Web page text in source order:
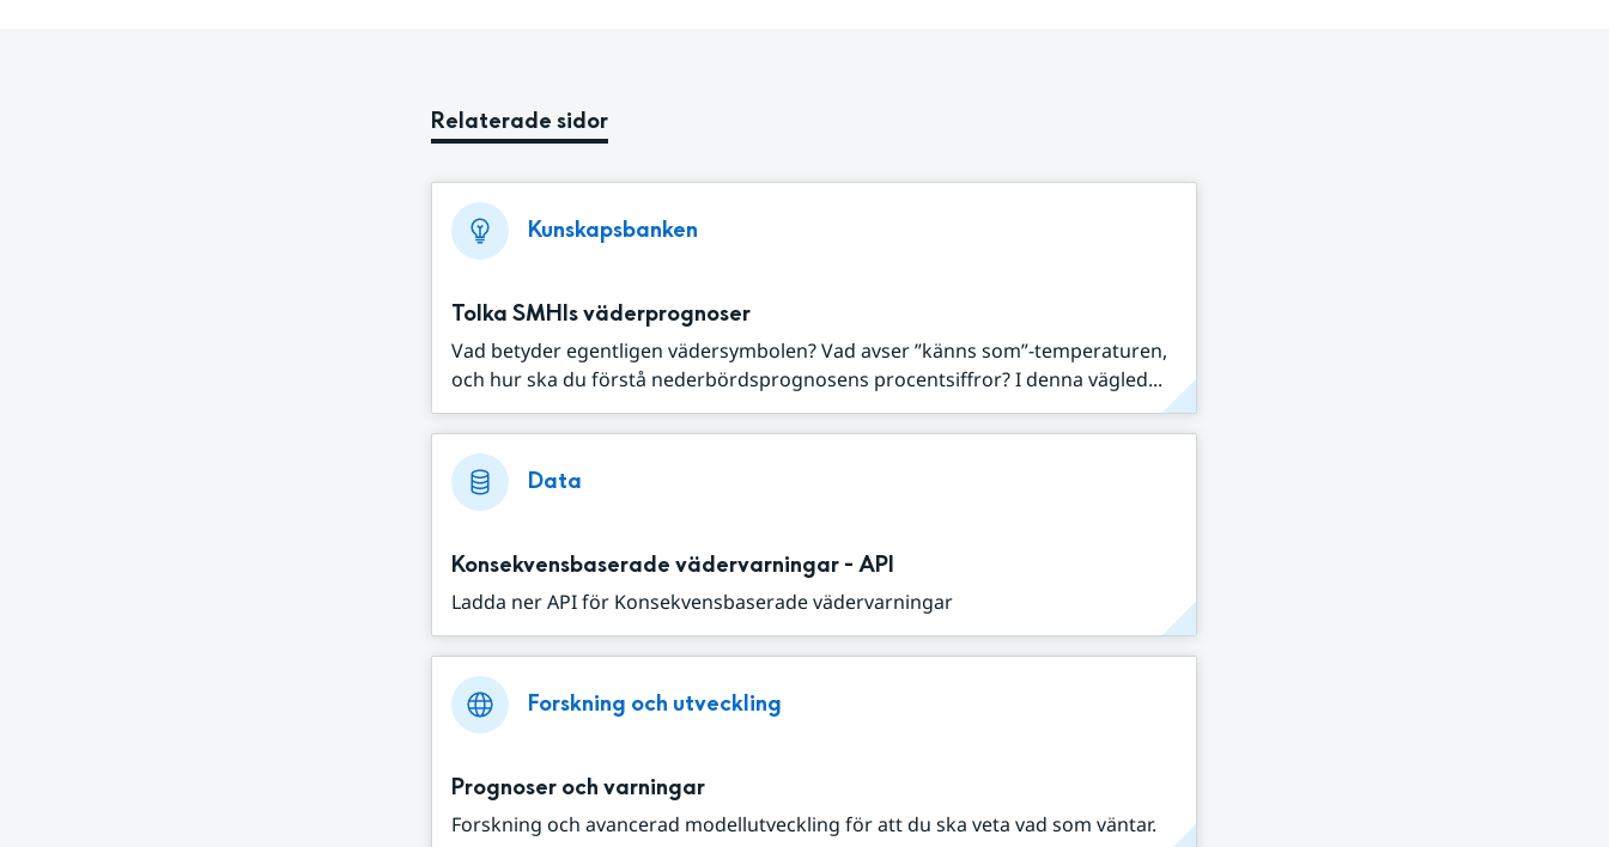
Relaterade sidor
Kunskapsbanken
Tolka SMHIs väderprognoser
Vad betyder egentligen vädersymbolen? Vad avser ”känns som”-temperaturen,
och hur ska du förstå nederbördsprognosens procentsiffror? I denna vägled...
Data
Konsekvensbaserade vädervarningar - API
Ladda ner API för Konsekvensbaserade vädervarningar
Forskning och utveckling
Prognoser och varningar
Forskning och avancerad modellutveckling för att du ska veta vad som väntar.